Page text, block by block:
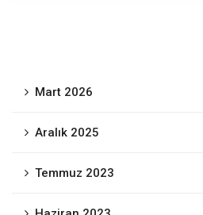
Mart 2026
Aralık 2025
Temmuz 2023